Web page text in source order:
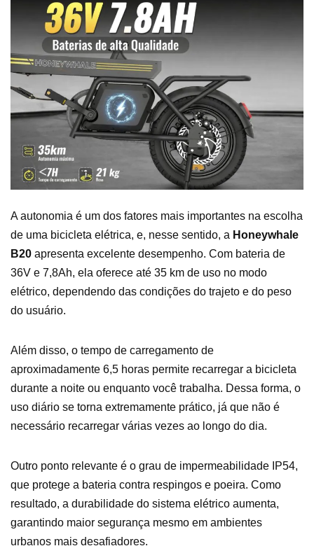
A autonomia é um dos fatores mais importantes na escolha
de uma bicicleta elétrica, e, nesse sentido, a Honeywhale
B20 apresenta excelente desempenho. Com bateria de
36V e 7,8Ah, ela oferece até 35 km de uso no modo
elétrico, dependendo das condições do trajeto e do peso
do usuário.
Além disso, o tempo de carregamento de
aproximadamente 6,5 horas permite recarregar a bicicleta
durante a noite ou enquanto você trabalha. Dessa forma, o
uso diário se torna extremamente prático, já que não é
necessário recarregar várias vezes ao longo do dia.
Outro ponto relevante é o grau de impermeabilidade IP54,
que protege a bateria contra respingos e poeira. Como
resultado, a durabilidade do sistema elétrico aumenta,
garantindo maior segurança mesmo em ambientes
urbanos mais desafiadores.